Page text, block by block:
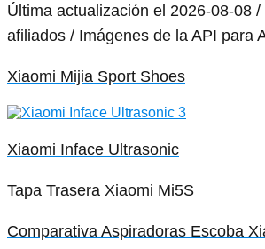
Última actualización el 2026-08-08
afiliados / Imágenes de la API para
Xiaomi Mijia Sport Shoes
Xiaomi Inface Ultrasonic
Tapa Trasera Xiaomi Mi5S
Comparativa Aspiradoras Escoba